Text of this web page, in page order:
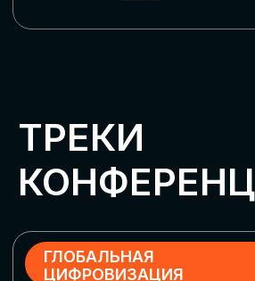
ЦИФРОВИЗАЦИЯ
МАРКЕТИНГА И ПРОДАЖ
Обменяемся опытом, какие ИИ-решения
в маркетинге и продажах наиболее
рекламными кампаниями показывают
наибольшую эффективность
Разберем кейсы в сфере цифровизации